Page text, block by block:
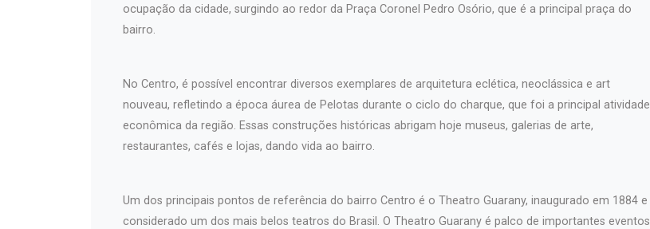
ocupação da cidade, surgindo ao redor da Praça Coronel Pedro Osório, que é a principal praça do
bairro.
No Centro, é possível encontrar diversos exemplares de arquitetura eclética, neoclássica e art
nouveau, refletindo a época áurea de Pelotas durante o ciclo do charque, que foi a principal atividade
econômica da região. Essas construções históricas abrigam hoje museus, galerias de arte,
restaurantes, cafés e lojas, dando vida ao bairro.
Um dos principais pontos de referência do bairro Centro é o Theatro Guarany, inaugurado em 1884 e
considerado um dos mais belos teatros do Brasil. O Theatro Guarany é palco de importantes eventos